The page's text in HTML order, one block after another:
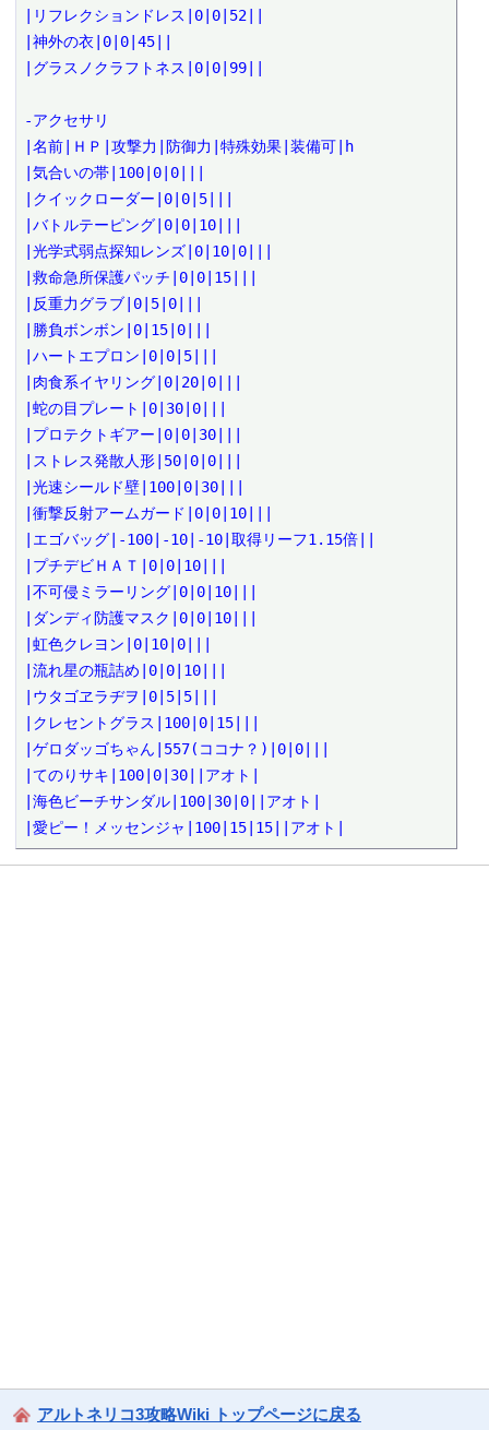
|リフレクションドレス|0|0|52||
|神外の衣|0|0|45||
|グラスノクラフトネス|0|0|99||
-アクセサリ
|名前|ＨＰ|攻撃力|防御力|特殊効果|装備可|h
|気合いの帯|100|0|0|||
|クイックローダー|0|0|5|||
|バトルテーピング|0|0|10|||
|光学式弱点探知レンズ|0|10|0|||
|救命急所保護パッチ|0|0|15|||
|反重力グラブ|0|5|0|||
|勝負ボンボン|0|15|0|||
|ハートエプロン|0|0|5|||
|肉食系イヤリング|0|20|0|||
|蛇の目プレート|0|30|0|||
|プロテクトギアー|0|0|30|||
|ストレス発散人形|50|0|0|||
|光速シールド壁|100|0|30|||
|衝撃反射アームガード|0|0|10|||
|エゴバッグ|-100|-10|-10|取得リーフ1.15倍||
|プチデビＨＡＴ|0|0|10|||
|不可侵ミラーリング|0|0|10|||
|ダンディ防護マスク|0|0|10|||
|虹色クレヨン|0|10|0|||
|流れ星の瓶詰め|0|0|10|||
|ウタゴヱラヂヲ|0|5|5|||
|クレセントグラス|100|0|15|||
|ゲロダッゴちゃん|557(ココナ？)|0|0|||
|てのりサキ|100|0|30||アオト|
|海色ビーチサンダル|100|30|0||アオト|
|愛ピー！メッセンジャ|100|15|15||アオト|
アルトネリコ3攻略Wiki トップページに戻る